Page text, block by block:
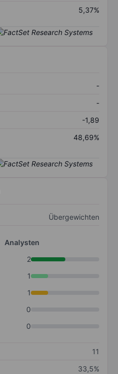
5,37%
-
-
-1,89
48,69%
Übergewichten
Analysten
2
1
1
0
0
11
33,5%